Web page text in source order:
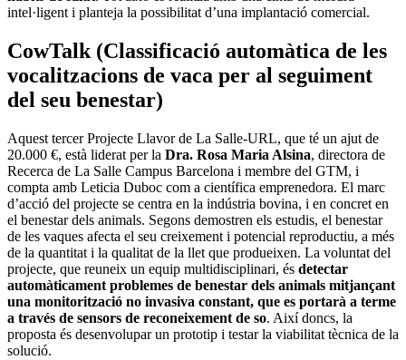
intel·ligent i planteja la possibilitat d’una implantació comercial.
CowTalk (Classificació automàtica de les
vocalitzacions de vaca per al seguiment
del seu benestar)
Aquest tercer Projecte Llavor de La Salle-URL, que té un ajut de
20.000 €, està liderat per la Dra. Rosa Maria Alsina, directora de
Recerca de La Salle Campus Barcelona i membre del GTM, i
compta amb Leticia Duboc com a científica emprenedora. El marc
d’acció del projecte se centra en la indústria bovina, i en concret en
el benestar dels animals. Segons demostren els estudis, el benestar
de les vaques afecta el seu creixement i potencial reproductiu, a més
de la quantitat i la qualitat de la llet que produeixen. La voluntat del
projecte, que reuneix un equip multidisciplinari, és detectar
automàticament problemes de benestar dels animals mitjançant
una monitorització no invasiva constant, que es portarà a terme
a través de sensors de reconeixement de so. Així doncs, la
proposta és desenvolupar un prototip i testar la viabilitat tècnica de la
solució.